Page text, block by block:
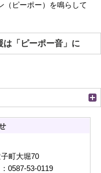
ピーポー）を鳴らして
「ピーポー音」に
町大堀70
0587-53-0119